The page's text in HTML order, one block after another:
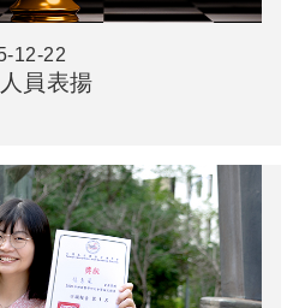
12-22
員表揚